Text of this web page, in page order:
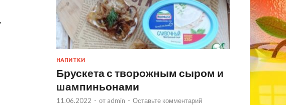
НАПИТКИ
Брускета с творожным сыром и
шампиньонами
11.06.2022 - от admin - Оставьте комментарий